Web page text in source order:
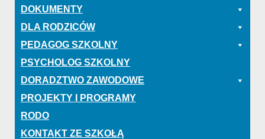
DOKUMENTY
DLA RODZICÓW
PEDAGOG SZKOLNY
PSYCHOLOG SZKOLNY
DORADZTWO ZAWODOWE
PROJEKTY I PROGRAMY
RODO
KONTAKT ZE SZKOŁĄ